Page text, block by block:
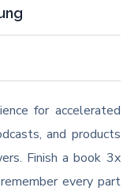
for accelerated
and products
Finish a book 3x
every part